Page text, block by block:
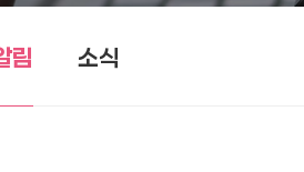
림 소식